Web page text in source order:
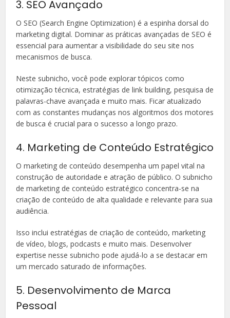
3. SEO Avançado
O SEO (Search Engine Optimization) é a espinha dorsal do
marketing digital. Dominar as práticas avançadas de SEO é
essencial para aumentar a visibilidade do seu site nos
mecanismos de busca.
Neste subnicho, você pode explorar tópicos como
otimização técnica, estratégias de link building, pesquisa de
palavras-chave avançada e muito mais. Ficar atualizado
com as constantes mudanças nos algoritmos dos motores
de busca é crucial para o sucesso a longo prazo.
4. Marketing de Conteúdo Estratégico
O marketing de conteúdo desempenha um papel vital na
construção de autoridade e atração de público. O subnicho
de marketing de conteúdo estratégico concentra-se na
criação de conteúdo de alta qualidade e relevante para sua
audiência.
Isso inclui estratégias de criação de conteúdo, marketing
de vídeo, blogs, podcasts e muito mais. Desenvolver
expertise nesse subnicho pode ajudá-lo a se destacar em
um mercado saturado de informações.
5. Desenvolvimento de Marca
Pessoal